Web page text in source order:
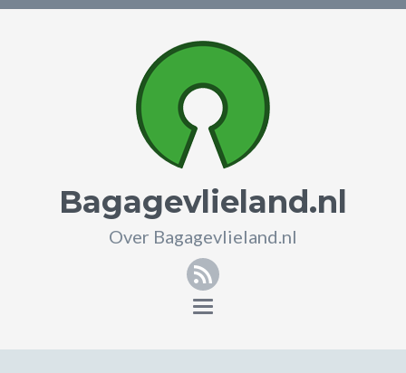
Bagagevlieland.nl
Over Bagagevlieland.nl
RSS
Toggle